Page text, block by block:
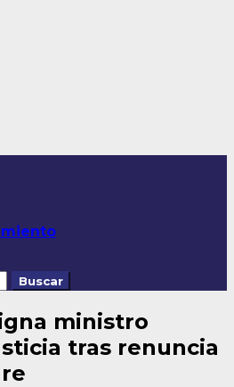
ministro
tras renuncia